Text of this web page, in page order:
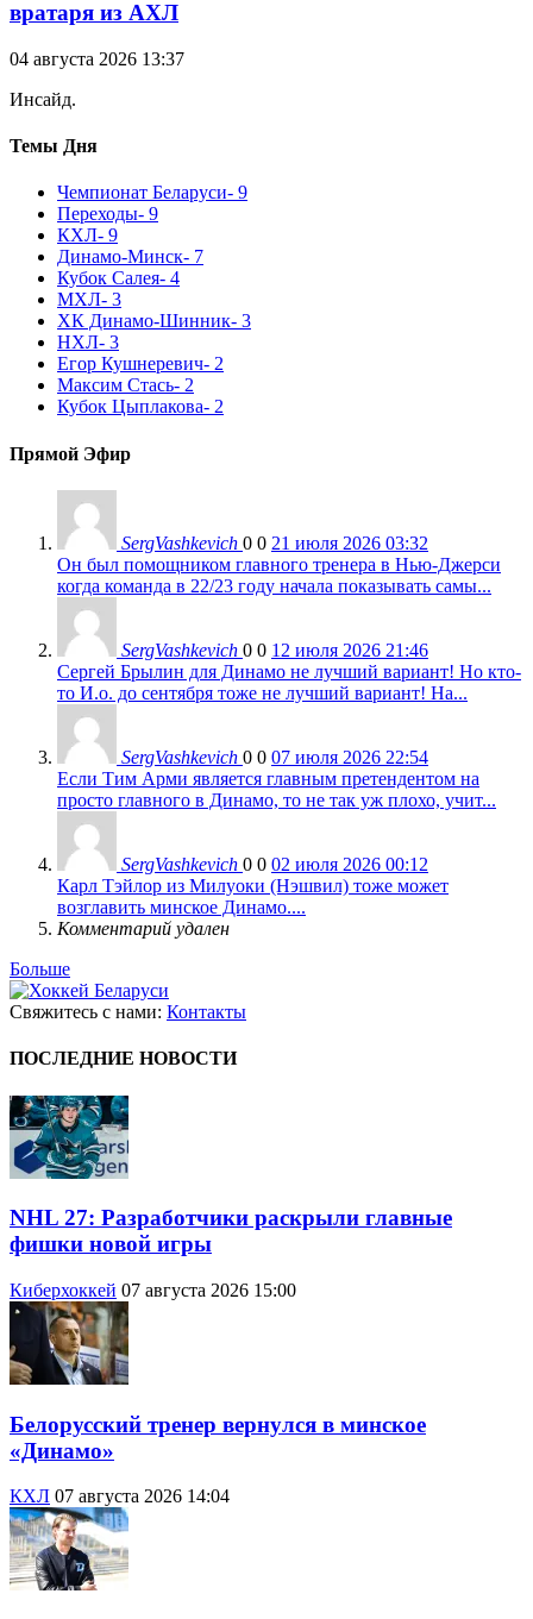
вратаря из АХЛ
04 августа 2026 13:37
Инсайд.
Темы Дня
Чемпионат Беларуси- 9
Переходы- 9
КХЛ- 9
Динамо-Минск- 7
Кубок Салея- 4
МХЛ- 3
ХК Динамо-Шинник- 3
НХЛ- 3
Егор Кушнеревич- 2
Максим Стась- 2
Кубок Цыплакова- 2
Прямой Эфир
SergVashkevich 0 0 21 июля 2026 03:32
Он был помощником главного тренера в Нью-Джерси
когда команда в 22/23 году начала показывать самы...
SergVashkevich 0 0 12 июля 2026 21:46
Сергей Брылин для Динамо не лучший вариант! Но кто-
то И.о. до сентября тоже не лучший вариант! На...
SergVashkevich 0 0 07 июля 2026 22:54
Если Тим Арми является главным претендентом на
просто главного в Динамо, то не так уж плохо, учит...
SergVashkevich 0 0 02 июля 2026 00:12
Карл Тэйлор из Милуоки (Нэшвил) тоже может
возглавить минское Динамо....
Комментарий удален
Больше
Свяжитесь с нами: Контакты
ПОСЛЕДНИЕ НОВОСТИ
NHL 27: Разработчики раскрыли главные
фишки новой игры
Киберхоккей 07 августа 2026 15:00
Белорусский тренер вернулся в минское
«Динамо»
КХЛ 07 августа 2026 14:04